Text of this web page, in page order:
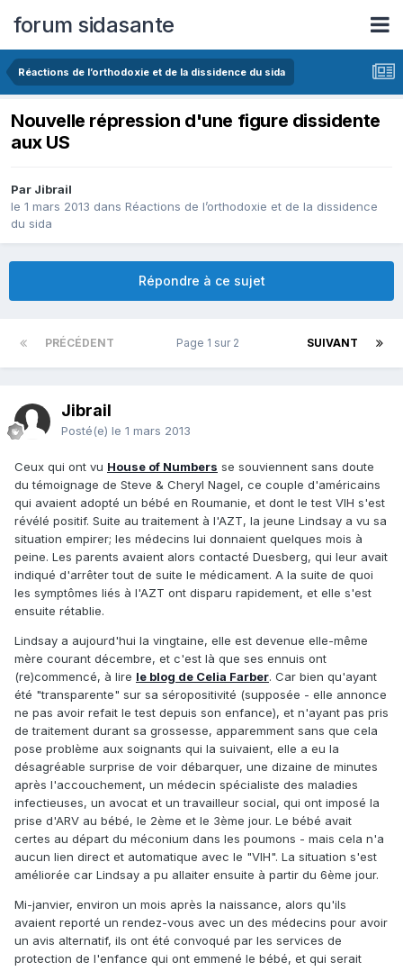
forum sidasante
Réactions de l’orthodoxie et de la dissidence du sida
Nouvelle répression d'une figure dissidente
aux US
Par Jibrail
le 1 mars 2013 dans Réactions de l’orthodoxie et de la dissidence
du sida
Répondre à ce sujet
PRÉCÉDENT SUIVANT
Page 1 sur 2
Jibrail
Posté(e) le 1 mars 2013
Ceux qui ont vu House of Numbers se souviennent sans doute
du témoignage de Steve & Cheryl Nagel, ce couple d'américains
qui avaient adopté un bébé en Roumanie, et dont le test VIH s'est
révélé positif. Suite au traitement à l'AZT, la jeune Lindsay a vu sa
situation empirer; les médecins lui donnaient quelques mois à
peine. Les parents avaient alors contacté Duesberg, qui leur avait
indiqué d'arrêter tout de suite le médicament. A la suite de quoi
les symptômes liés à l'AZT ont disparu rapidement, et elle s'est
ensuite rétablie.
Lindsay a aujourd'hui la vingtaine, elle est devenue elle-même
mère courant décembre, et c'est là que ses ennuis ont
(re)commencé, à lire le blog de Celia Farber. Car bien qu'ayant
été "transparente" sur sa séropositivité (supposée - elle annonce
ne pas avoir refait le test depuis son enfance), et n'ayant pas pris
de traitement durant sa grossesse, apparemment sans que cela
pose problème aux soignants qui la suivaient, elle a eu la
désagréable surprise de voir débarquer, une dizaine de minutes
après l'accouchement, un médecin spécialiste des maladies
infectieuses, un avocat et un travailleur social, qui ont imposé la
prise d'ARV au bébé, le 2ème et le 3ème jour. Le bébé avait
certes au départ du méconium dans les poumons - mais cela n'a
aucun lien direct et automatique avec le "VIH". La situation s'est
améliorée car Lindsay a pu allaiter ensuite à partir du 6ème jour.
Mi-janvier, environ un mois après la naissance, alors qu'ils
avaient reporté un rendez-vous avec un des médecins pour avoir
un avis alternatif, ils ont été convoqué par les services de
protection de l'enfance qui ont emmené le bébé, et qui serait